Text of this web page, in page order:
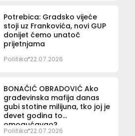
Potrebica: Gradsko vijeće
stoji uz Frankovića, novi GUP
donijet ćemo unatoč
prijetnjama
Politika 22.07.2026
BONAČIĆ OBRADOVIĆ Ako
građevinska mafija danas
gubi stotine milijuna, tko joj je
devet godina to
omogućavao?
Politika 22.07.2026